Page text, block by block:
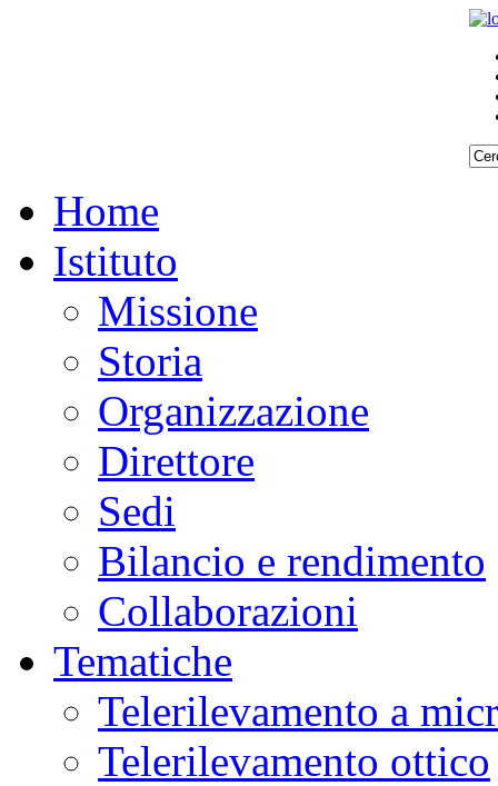
Home
Istituto
Missione
Storia
Organizzazione
Direttore
Sedi
Bilancio e rendimento
Collaborazioni
Tematiche
Telerilevamento a
Telerilevamento ottico